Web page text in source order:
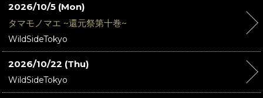
2026/10/5 (Mon)
タマモノマエ ~還元祭第十巻~
WildSideTokyo
2026/10/22 (Thu)
WildSideTokyo